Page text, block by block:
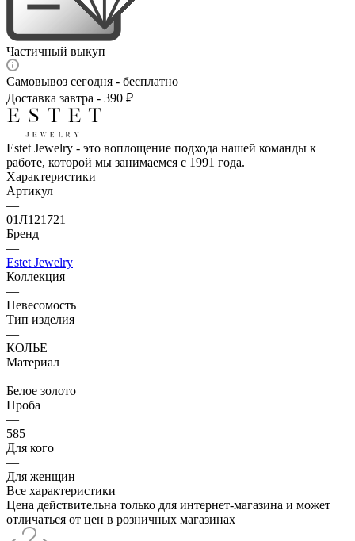
Частичный выкуп
Самовывоз сегодня - бесплатно
Доставка завтра - 390 ₽
Estet Jewelry - это воплощение подхода нашей команды к
работе, которой мы занимаемся с 1991 года.
Характеристики
Артикул
—
01Л121721
Бренд
—
Estet Jewelry
Коллекция
—
Невесомость
Тип изделия
—
КОЛЬЕ
Материал
—
Белое золото
Проба
—
585
Для кого
—
Для женщин
Все характеристики
Цена действительна только для интернет-магазина и может
отличаться от цен в розничных магазинах